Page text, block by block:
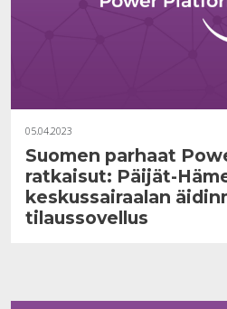
05.04.2023
Suomen parhaat
ratkaisut: Päijät-
keskussairaalan
tilaussovellus